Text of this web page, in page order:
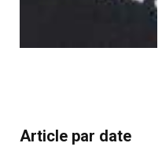
Article par date